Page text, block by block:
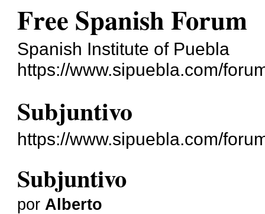
Free Spanish Forum
Spanish Institute of Puebla
https://www.sipuebla.com/
Subjuntivo
https://www.sipuebla.com/
Subjuntivo
por Alberto